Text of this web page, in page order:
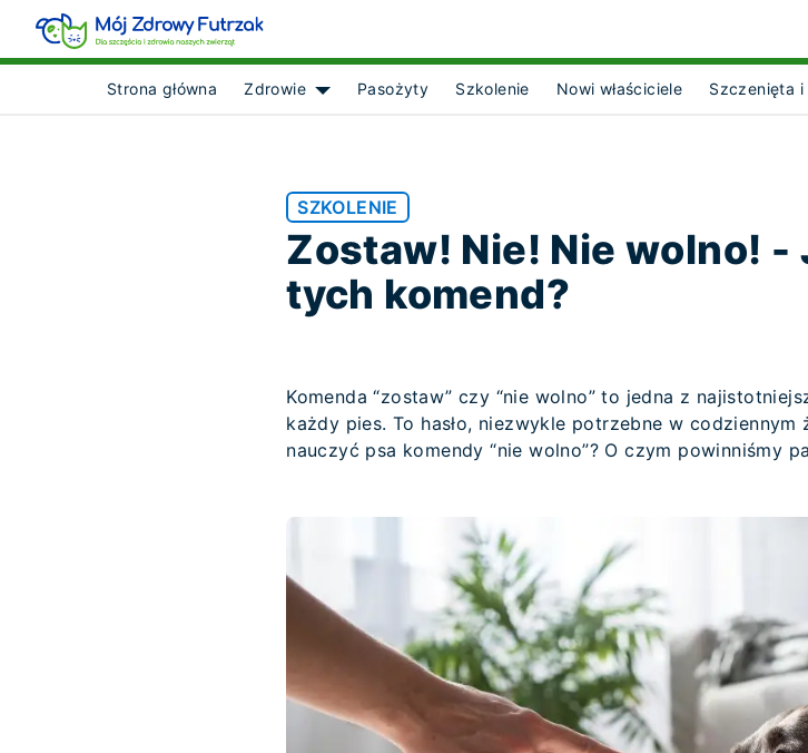
Strona główna
Zdrowie
Show submenu for [object Object]
Pasożyty Szkolenie Nowi właściciele Szczenięta i
SZKOLENIE
Zostaw! Nie! Nie wolno! -
tych komend?
Komenda “zostaw” czy “nie wolno” to jedna z
każdy pies. To hasło, niezwykle potrzebne w
nauczyć psa komendy “nie wolno”? O czym powinniśmy